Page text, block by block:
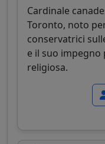
Cardinale
Toronto, noto
conservatrici
e il suo impegno
religiosa.